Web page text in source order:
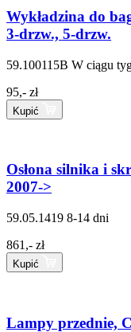
Wykładzina do
3-drzw., 5-drzw.
59.100115B W ciągu
95,- zł
Kupić
Osłona silnika i
2007->
59.05.1419 8-14 dni
861,- zł
Kupić
Lampy przednie,